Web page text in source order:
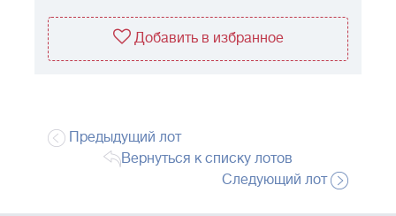
Добавить в избранное
Предыдущий лот
Вернуться к списку лотов
Следующий лот